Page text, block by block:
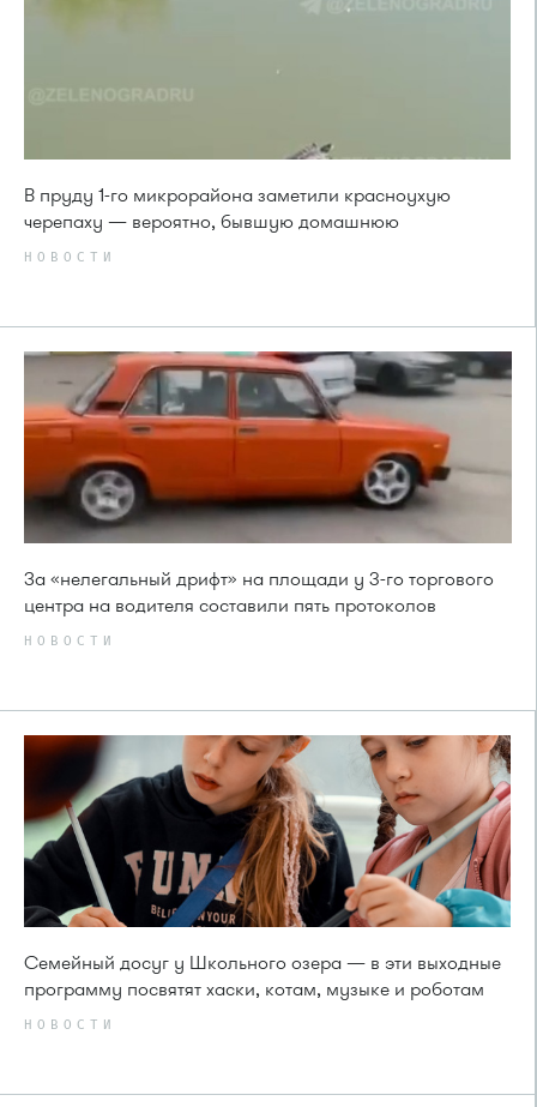
В пруду 1-го микрорайона заметили красноухую
черепаху — вероятно, бывшую домашнюю
НОВОСТИ
За «нелегальный дрифт» на площади у 3-го торгового
центра на водителя составили пять протоколов
НОВОСТИ
Семейный досуг у Школьного озера — в эти выходные
программу посвятят хаски, котам, музыке и роботам
НОВОСТИ